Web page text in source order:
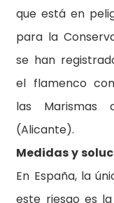
que está en
para la
se han
el flamenco
las Marismas
(Alicante).
Medidas y
En España, la
este riesgo es la